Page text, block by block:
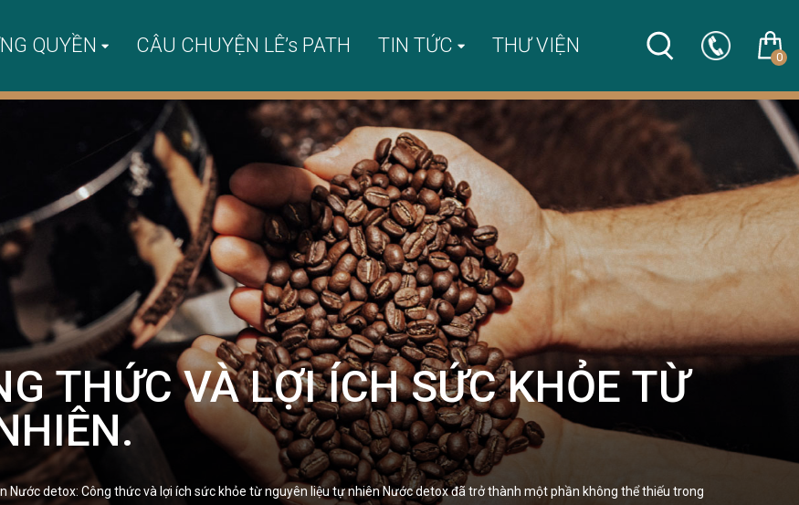
QUYỀN CÂU CHUYỆN LÊ’s PATH TIN TỨC THƯ VIỆN 0
THỨC VÀ LỢI ÍCH SỨC KHỎE TỪ
Nước detox: Công thức và lợi ích sức khỏe từ nguyên liệu tự nhiên Nước detox đã trở thành một phần không thể thiếu trong